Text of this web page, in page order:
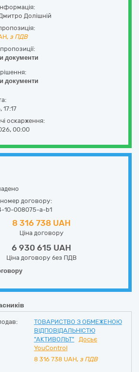
Долішній
з ПДВ
документи
документи
оскарження:
00:00
договору:
10-008075-a-b1
8 316 738 UAH
Ціна договору
6 930 615 UAH
Ціна договору без ПДВ
ТОВАРИСТВО З ОБМЕЖЕНОЮ
ВІДПОВІДАЛЬНІСТЮ
"АКТИВОЛЬТ"
Досьє
YouControl
8 316 738 UAH, з ПДВ